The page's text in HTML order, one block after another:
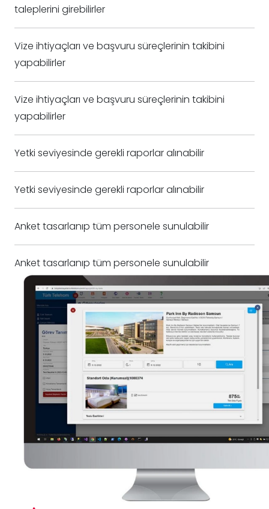
taleplerini girebilirler
Vize ihtiyaçları ve başvuru süreçlerinin takibini
yapabilirler
Vize ihtiyaçları ve başvuru süreçlerinin takibini
yapabilirler
Yetki seviyesinde gerekli raporlar alınabilir
Yetki seviyesinde gerekli raporlar alınabilir
Anket tasarlanıp tüm personele sunulabilir
Anket tasarlanıp tüm personele sunulabilir